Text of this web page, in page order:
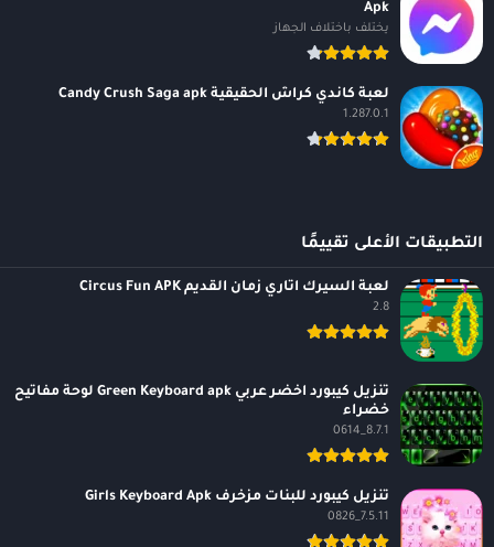
Apk
يختلف باختلاف الجهاز
لعبة كاندي كراش الحقيقية Candy Crush Saga apk
1.287.0.1
التطبيقات الأعلى تقييمًا
لعبة السيرك اتاري زمان القديم Circus Fun APK
2.8
تنزيل كيبورد اخضر عربي Green Keyboard apk لوحة مفاتيح
خضراء
8.7.1_0614
تنزيل كيبورد للبنات مزخرف Girls Keyboard Apk
7.5.11_0826